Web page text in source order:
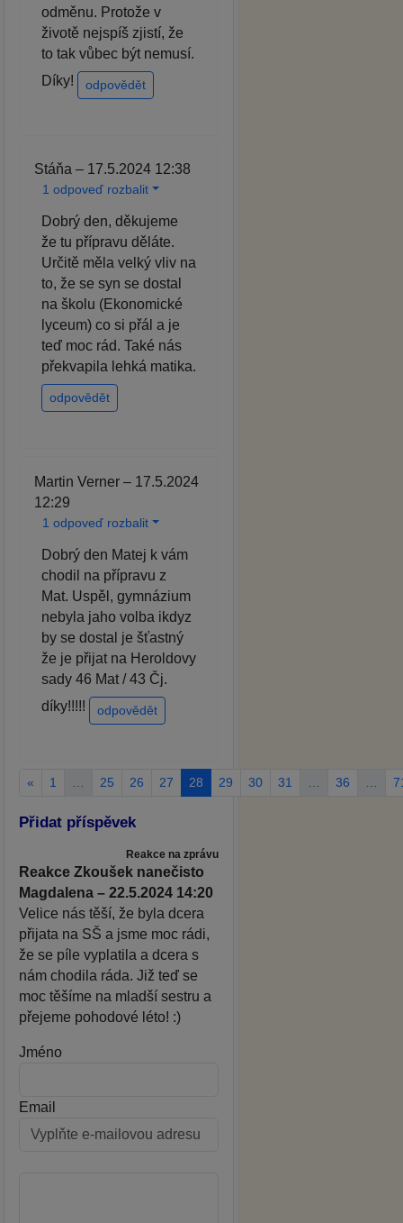
odměnu. Protože v
životě nejspíš zjistí, že
to tak vůbec být nemusí.
Díky!
odpovědět
Stáňa – 17.5.2024 12:38
1 odpoveď rozbalit
Dobrý den, děkujeme
že tu přípravu děláte.
Určitě měla velký vliv na
to, že se syn se dostal
na školu (Ekonomické
lyceum) co si přál a je
teď moc rád. Také nás
překvapila lehká matika.
odpovědět
Martin Verner – 17.5.2024
12:29
1 odpoveď rozbalit
Dobrý den Matej k vám
chodil na přípravu z
Mat. Uspěl, gymnázium
nebyla jaho volba ikdyz
by se dostal je šťastný
že je přijat na Heroldovy
sady 46 Mat / 43 Čj.
díky!!!!!
odpovědět
« 1 25 26 27 28 29 30 31 36
Přidat příspěvek
Reakce na zprávu
Reakce Zkoušek nanečisto
Magdalena – 22.5.2024 14:20
Velice nás těší, že byla dcera
přijata na SŠ a jsme moc rádi,
že se píle vyplatila a dcera s
nám chodila ráda. Již teď se
moc těšíme na mladší sestru a
přejeme pohodové léto! :)
Jméno
Email